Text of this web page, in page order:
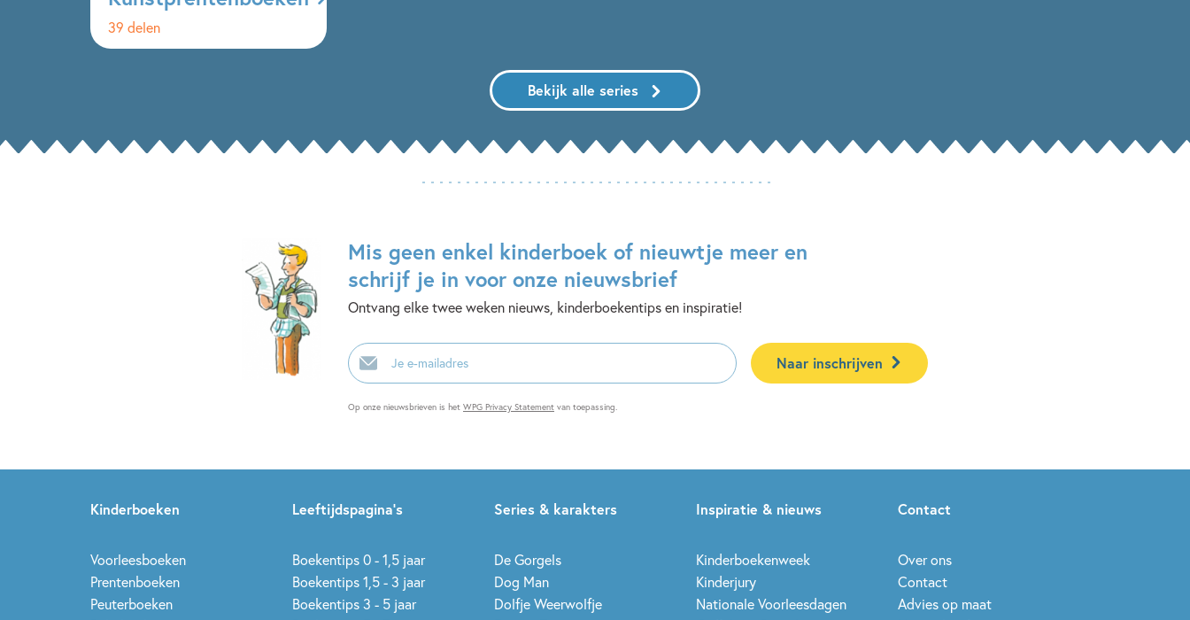
39 delen
Bekijk alle series
Mis geen enkel kinderboek of nieuwtje meer en
schrijf je in voor onze nieuwsbrief
Ontvang elke twee weken nieuws, kinderboekentips en inspiratie!
E-
mailadres
Naar inschrijven
Op onze nieuwsbrieven is het WPG Privacy Statement van toepassing.
Kinderboeken
Voorleesboeken
Prentenboeken
Peuterboeken
Leeftijdspagina’s
Boekentips 0 - 1,5 jaar
Boekentips 1,5 - 3 jaar
Boekentips 3 - 5 jaar
Series & karakters
De Gorgels
Dog Man
Dolfje Weerwolfje
Inspiratie & nieuws
Kinderboekenweek
Kinderjury
Nationale Voorleesdagen
Contact
Over ons
Contact
Advies op maat